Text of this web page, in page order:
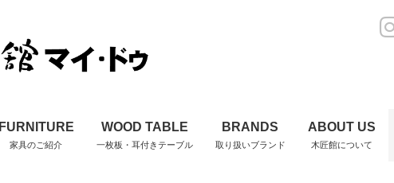
FURNITURE
家具のご紹介
WOOD TABLE
一枚板・耳付きテーブル
BRANDS
取り扱いブランド
ABOUT US
木匠館について